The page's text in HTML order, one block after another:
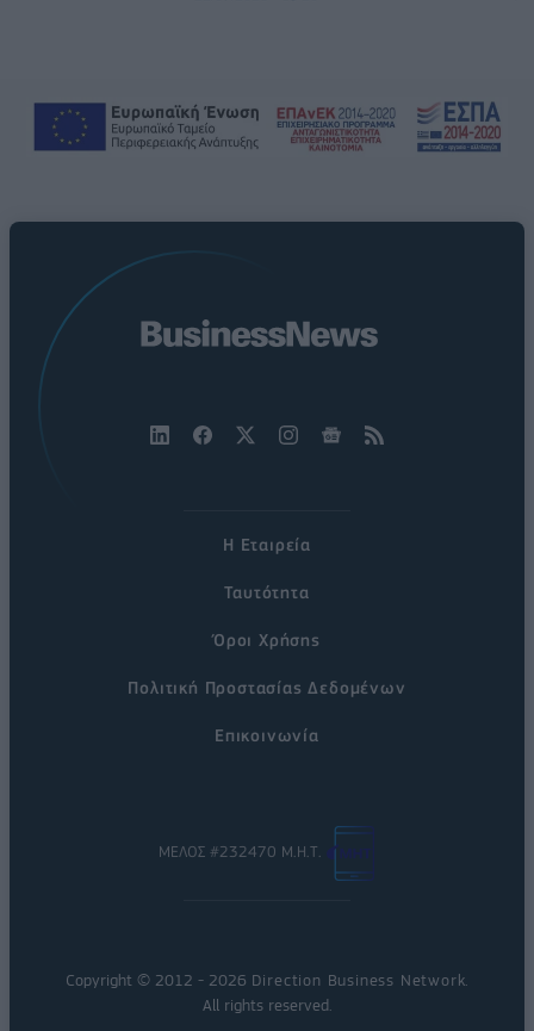
Η Εταιρεία
Ταυτότητα
Όροι Χρήσης
Πολιτική Προστασίας Δεδομένων
Επικοινωνία
ΜΕΛΟΣ #232470 Μ.Η.Τ.
Copyright © 2012 - 2026 Direction Business Network.
All rights reserved.